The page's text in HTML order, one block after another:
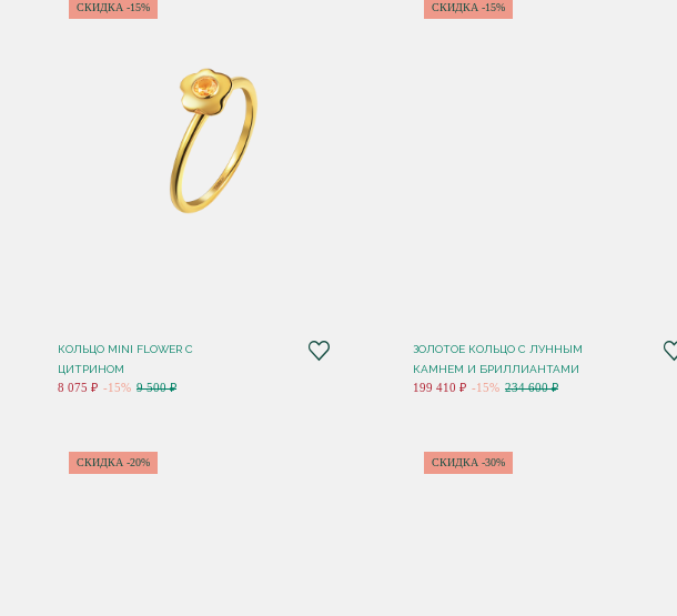
СКИДКА -15%
КОЛЬЦО MINI FLOWER С
ЦИТРИНОМ
8 075 ₽ -15% 9 500 ₽
СКИДКА -15%
ЗОЛОТОЕ КОЛЬЦО С ЛУННЫМ
КАМНЕМ И БРИЛЛИАНТАМИ
199 410 ₽ -15% 234 600 ₽
СКИДКА -20% СКИДКА -30%